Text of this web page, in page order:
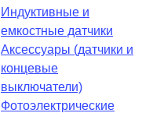
Индуктивные и
емкостные датчики
Аксессуары (датчики и
концевые
выключатели)
Фотоэлектрические